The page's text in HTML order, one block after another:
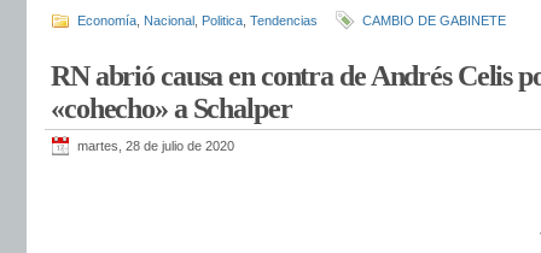
Economía Nacional Politica Tendencias CAMBIO DE GABINETE
RN abrió causa en contra de Andrés Celis
«cohecho» a Schalper
martes, 28 de julio de 2020